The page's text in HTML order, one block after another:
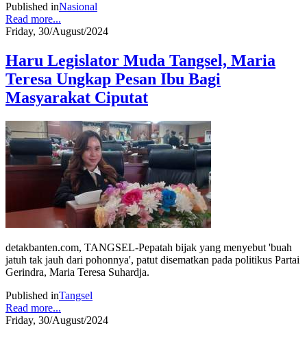
Published inNasional
Read more...
Friday, 30/August/2024
Haru Legislator Muda Tangsel, Maria
Teresa Ungkap Pesan Ibu Bagi
Masyarakat Ciputat
detakbanten.com, TANGSEL-Pepatah bijak yang menyebut 'buah
jatuh tak jauh dari pohonnya', patut disematkan pada politikus Partai
Gerindra, Maria Teresa Suhardja.
Published inTangsel
Read more...
Friday, 30/August/2024